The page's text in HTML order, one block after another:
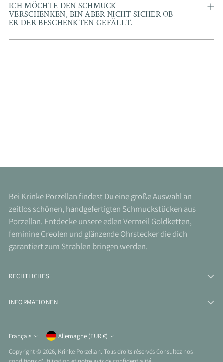
ICH MÖCHTE DEN SCHMUCK
VERSCHENKEN, BIN ABER NICHT SICHER OB
ER DER BESCHENKTEN GEFÄLLT.
Bei Krinke Porzellan findest Du eine große Auswahl an
zeitlos schönen, handgefertigten Schmuckstücken aus
Porzellan. Entdecke unsere edlen Vermeil Goldketten,
feminine Creolen und glänzende Ohrstecker die dich
garantiert zum Strahlen bringen werden.
RECHTLICHES
INFORMATIONEN
Langue
Français Monnaie
Allemagne (EUR €)
Copyright © 2026, Krinke Porzellan. Tous droits réservés Consultez nos